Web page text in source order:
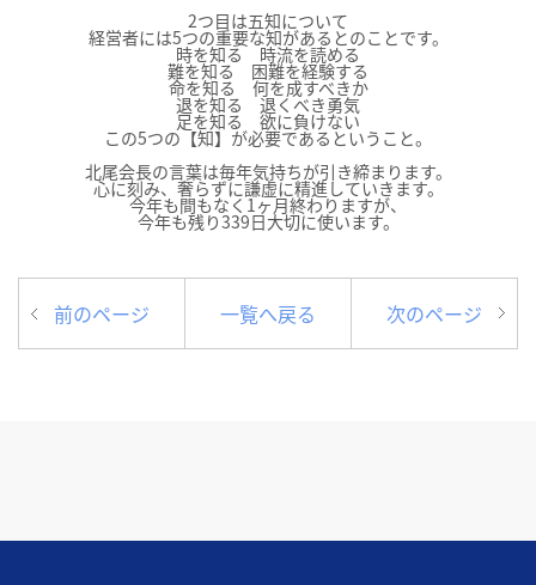
2つ目は五知について
経営者には5つの重要な知があるとのことです。
時を知る 時流を読める
難を知る 困難を経験する
命を知る 何を成すべきか
退を知る 退くべき勇気
足を知る 欲に負けない
この5つの【知】が必要であるということ。
北尾会長の言葉は毎年気持ちが引き締まります。
心に刻み、奢らずに謙虚に精進していきます。
今年も間もなく1ヶ月終わりますが、
今年も残り339日大切に使います。
前のページ 一覧へ戻る 次のページ